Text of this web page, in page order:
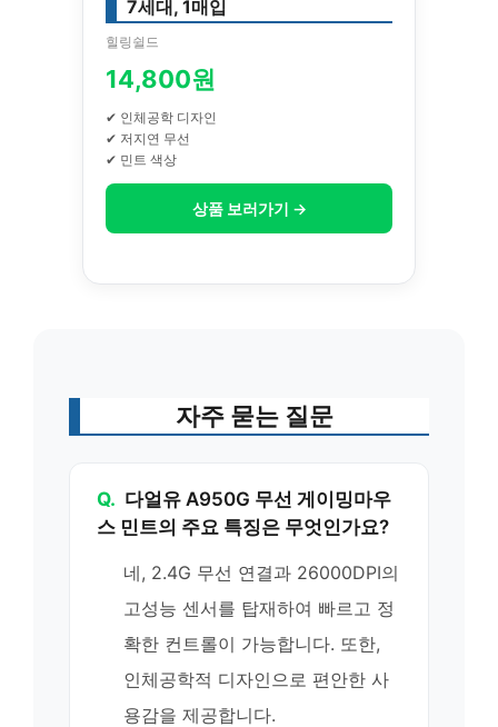
7세대, 1매입
힐링쉴드
14,800원
✔ 인체공학 디자인
✔ 저지연 무선
✔ 민트 색상
상품 보러가기 →
자주 묻는 질문
Q. 다얼유 A950G 무선 게이밍마우
스 민트의 주요 특징은 무엇인가요?
네, 2.4G 무선 연결과 26000DPI의
고성능 센서를 탑재하여 빠르고 정
확한 컨트롤이 가능합니다. 또한,
인체공학적 디자인으로 편안한 사
용감을 제공합니다.